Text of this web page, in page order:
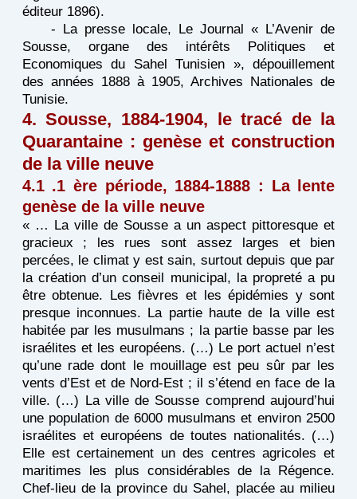
éditeur 1896).
- La presse locale, Le Journal « L’Avenir de
Sousse, organe des intérêts Politiques et
Economiques du Sahel Tunisien », dépouillement
des années 1888 à 1905, Archives Nationales de
Tunisie.
4. Sousse, 1884-1904, le tracé de la
Quarantaine : genèse et construction
de la ville neuve
4.1 .1 ère période, 1884-1888 : La lente
genèse de la ville neuve
« … La ville de Sousse a un aspect pittoresque et
gracieux ; les rues sont assez larges et bien
percées, le climat y est sain, surtout depuis que par
la création d’un conseil municipal, la propreté a pu
être obtenue. Les fièvres et les épidémies y sont
presque inconnues. La partie haute de la ville est
habitée par les musulmans ; la partie basse par les
israélites et les européens. (…) Le port actuel n’est
qu’une rade dont le mouillage est peu sûr par les
vents d’Est et de Nord-Est ; il s’étend en face de la
ville. (…) La ville de Sousse comprend aujourd’hui
une population de 6000 musulmans et environ 2500
israélites et européens de toutes nationalités. (…)
Elle est certainement un des centres agricoles et
maritimes les plus considérables de la Régence.
Chef-lieu de la province du Sahel, placée au milieu